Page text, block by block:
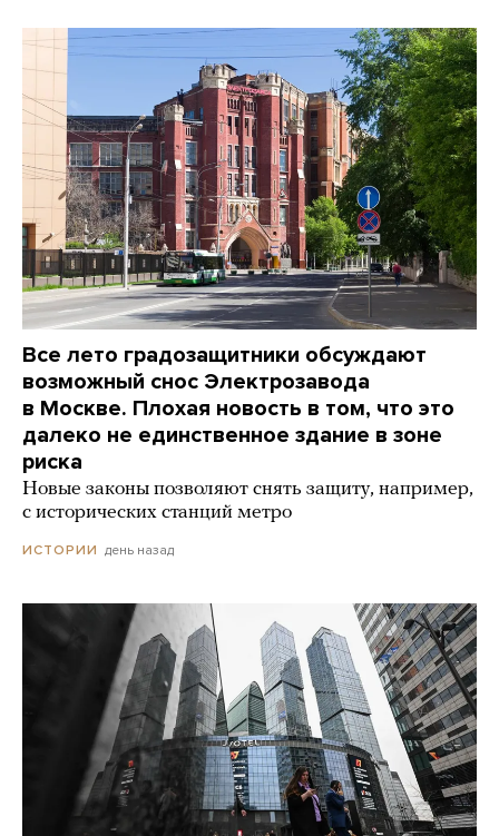
Все лето градозащитники обсуждают
возможный снос Электрозавода
в Москве. Плохая новость в том, что это
далеко не единственное здание в зоне
риска
Новые законы позволяют снять защиту, например,
с исторических станций метро
ИСТОРИИ день назад